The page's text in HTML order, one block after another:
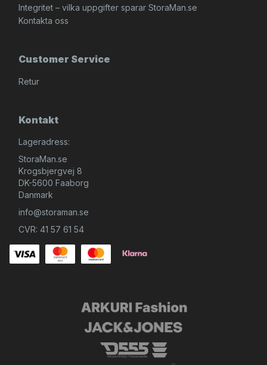
Integritet – vilka uppgifter sparar StoraMan.se
Kontakta oss
Customer Service
Retur
Kontakt
Lageradress:
StoraMan.se
Krogsbjergvej 8
DK-5600 Faaborg
Danmark
info@storaman.se
CVR: 41 57 61 54